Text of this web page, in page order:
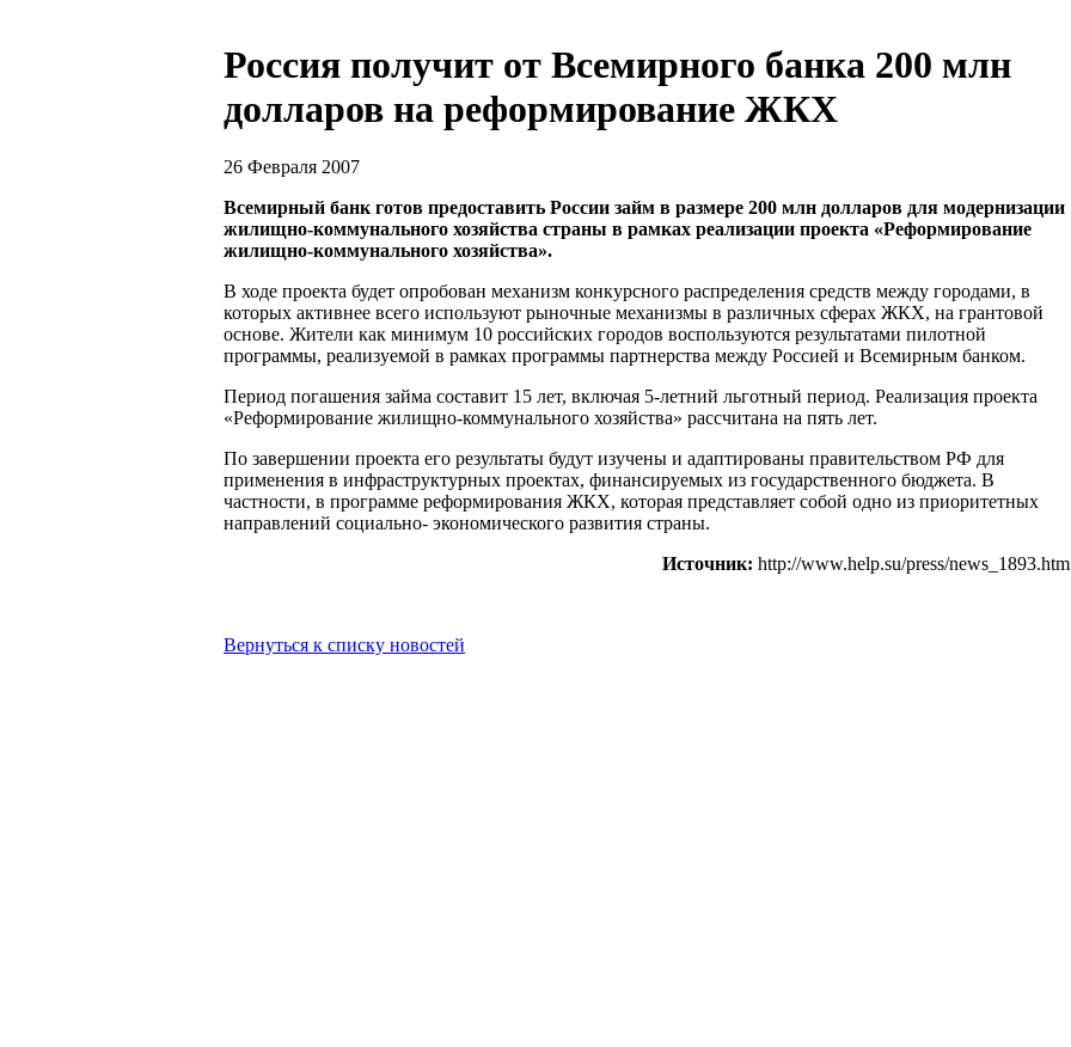
Россия получит от Всемирного банка 200 млн
долларов на реформирование ЖКХ
26 Февраля 2007
Всемирный банк готов предоставить России займ в размере 200 млн долларов для модернизации
жилищно-коммунального хозяйства страны в рамках реализации проекта «Реформирование
жилищно-коммунального хозяйства».
В ходе проекта будет опробован механизм конкурсного распределения средств между городами, в
которых активнее всего используют рыночные механизмы в различных сферах ЖКХ, на грантовой
основе. Жители как минимум 10 российских городов воспользуются результатами пилотной
программы, реализуемой в рамках программы партнерства между Россией и Всемирным банком.
Период погашения займа составит 15 лет, включая 5-летний льготный период. Реализация проекта
«Реформирование жилищно-коммунального хозяйства» рассчитана на пять лет.
По завершении проекта его результаты будут изучены и адаптированы правительством РФ для
применения в инфраструктурных проектах, финансируемых из государственного бюджета. В
частности, в программе реформирования ЖКХ, которая представляет собой одно из приоритетных
направлений социально- экономического развития страны.
Источник: http://www.help.su/press/news_1893.htm
Вернуться к списку новостей